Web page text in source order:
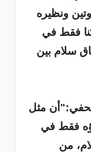
ونظيره
فقط في
سلام بين
مثل
فقط في
من